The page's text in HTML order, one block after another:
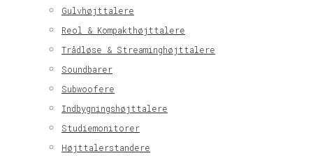
Gulvhøjttalere
Reol & Kompakthøjttalere
Trådløse & Streaminghøjttalere
Soundbarer
Subwoofere
Indbygningshøjttalere
Studiemonitorer
Højttalerstandere